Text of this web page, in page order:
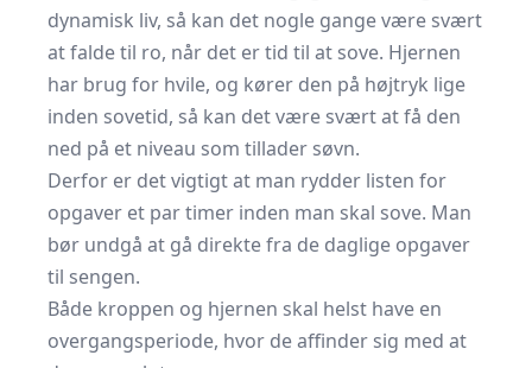
dynamisk liv, så kan det nogle gange være svært
at falde til ro, når det er tid til at sove. Hjernen
har brug for hvile, og kører den på højtryk lige
inden sovetid, så kan det være svært at få den
ned på et niveau som tillader søvn.
Derfor er det vigtigt at man rydder listen for
opgaver et par timer inden man skal sove. Man
bør undgå at gå direkte fra de daglige opgaver
til sengen.
Både kroppen og hjernen skal helst have en
overgangsperiode, hvor de affinder sig med at